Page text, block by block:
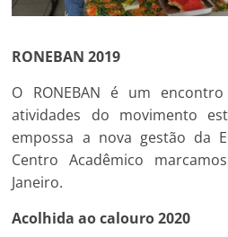
RONEBAN 2019
O RONEBAN é um
atividades do movimento
empossa a nova gestão da
Centro Acadêmico
Janeiro.
Acolhida ao calouro 2020